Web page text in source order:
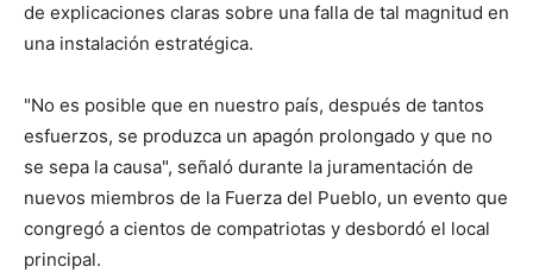
de explicaciones claras sobre una falla de tal magnitud en
una instalación estratégica.
"No es posible que en nuestro país, después de tantos
esfuerzos, se produzca un apagón prolongado y que no
se sepa la causa", señaló durante la juramentación de
nuevos miembros de la Fuerza del Pueblo, un evento que
congregó a cientos de compatriotas y desbordó el local
principal.